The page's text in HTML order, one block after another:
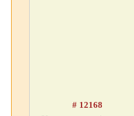
# 12168